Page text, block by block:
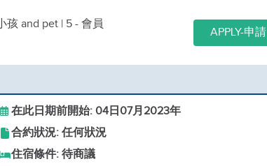
孩 and pet | 5 - 會員
APPLY-申請
在此日期前開始: 04日07月2023年
合約狀況: 任何狀況
住宿條件: 待商議